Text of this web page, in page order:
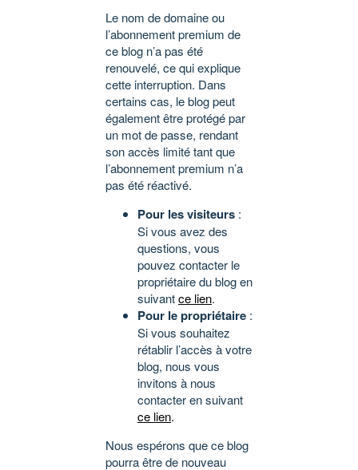
Le nom de domaine ou
l’abonnement premium de
ce blog n’a pas été
renouvelé, ce qui explique
cette interruption. Dans
certains cas, le blog peut
également être protégé par
un mot de passe, rendant
son accès limité tant que
l’abonnement premium n’a
pas été réactivé.
Pour les visiteurs :
Si vous avez des
questions, vous
pouvez contacter le
propriétaire du blog en
suivantce lien.
Pour le propriétaire :
Si vous souhaitez
rétablir l’accès à votre
blog, nous vous
invitons à nous
contacter en suivant
ce lien.
Nous espérons que ce blog
pourra être de nouveau